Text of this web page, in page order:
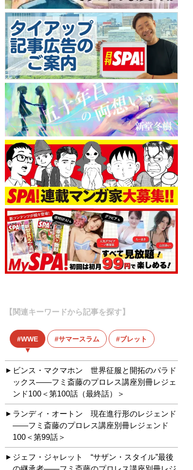
【関連キーワードから記事を探す】
WWE サマースラム ブレット
ビンス・マクマホン 世界征服と開拓のパラド
ックス――フミ斎藤のプロレス講座別冊レジェ
ンド100＜第100話（最終話）＞
ランディ・オートン 現在進行形のレジェンド
――フミ斎藤のプロレス講座別冊レジェンド
100＜第99話＞
ジェフ・ジャレット “サザン・スタイル”最後